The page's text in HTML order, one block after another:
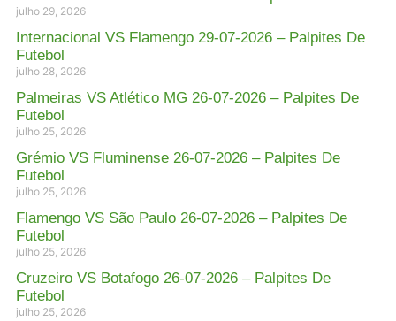
julho 29, 2026
Internacional VS Flamengo 29-07-2026 – Palpites De
Futebol
julho 28, 2026
Palmeiras VS Atlético MG 26-07-2026 – Palpites De
Futebol
julho 25, 2026
Grémio VS Fluminense 26-07-2026 – Palpites De
Futebol
julho 25, 2026
Flamengo VS São Paulo 26-07-2026 – Palpites De
Futebol
julho 25, 2026
Cruzeiro VS Botafogo 26-07-2026 – Palpites De
Futebol
julho 25, 2026